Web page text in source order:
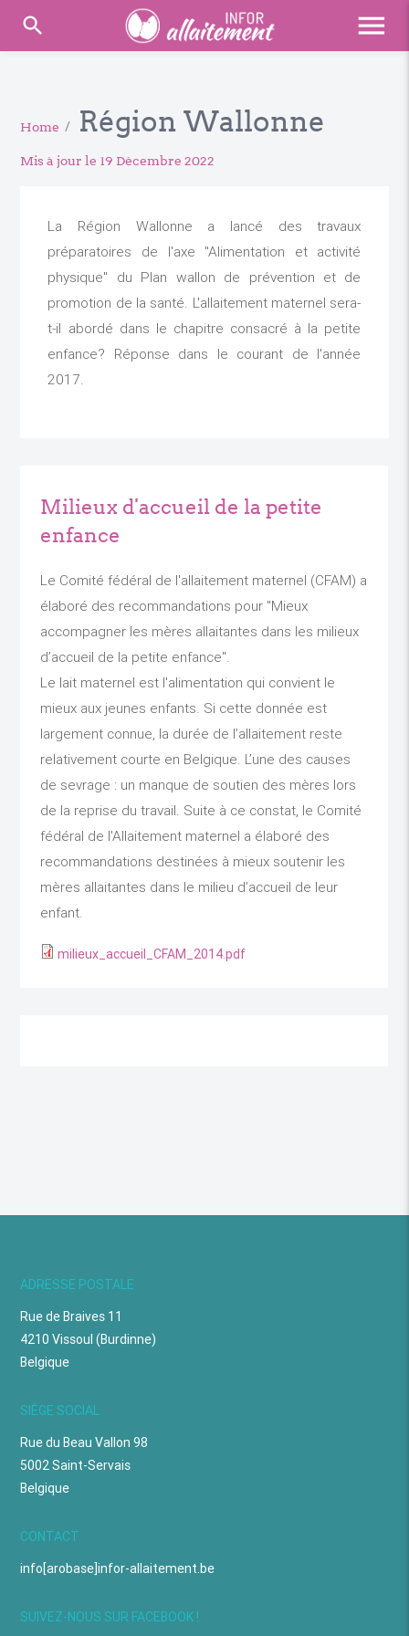
search menu
Home / Région Wallonne
Mis à jour le 19 Décembre 2022
La Région Wallonne a lancé des travaux
préparatoires de l'axe "Alimentation et activité
physique" du Plan wallon de prévention et de
promotion de la santé. L'allaitement maternel sera-
t-il abordé dans le chapitre consacré à la petite
enfance? Réponse dans le courant de l'année
2017.
Milieux d'accueil de la petite
enfance
Le Comité fédéral de l'allaitement maternel (CFAM) a
élaboré des recommandations pour "Mieux
accompagner les mères allaitantes dans les milieux
d’accueil de la petite enfance".
Le lait maternel est l'alimentation qui convient le
mieux aux jeunes enfants. Si cette donnée est
largement connue, la durée de l’allaitement reste
relativement courte en Belgique. L’une des causes
de sevrage : un manque de soutien des mères lors
de la reprise du travail. Suite à ce constat, le Comité
fédéral de l'Allaitement maternel a élaboré des
recommandations destinées à mieux soutenir les
mères allaitantes dans le milieu d’accueil de leur
enfant.
milieux_accueil_CFAM_2014.pdf
ADRESSE POSTALE
Rue de Braives 11
4210 Vissoul (Burdinne)
Belgique
SIÈGE SOCIAL
Rue du Beau Vallon 98
5002 Saint-Servais
Belgique
CONTACT
info[arobase]infor-allaitement.be
SUIVEZ-NOUS SUR FACEBOOK !